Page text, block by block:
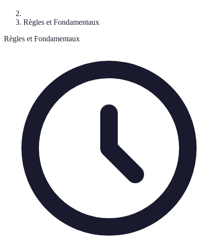
Règles et Fondamentaux
Règles et Fondamentaux